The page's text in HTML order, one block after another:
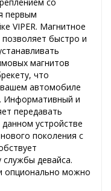
первым
VIPER. Магнитное
быстро и
магнитов
что
вашем автомобиле
Информативный и
передавать
устройстве
поколения с
службы девайса.
опционально можно